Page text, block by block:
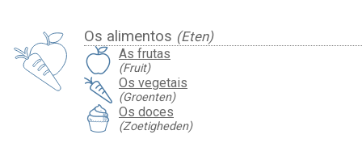
Os alimentos (Eten)
As frutas
(Fruit)
Os vegetais
(Groenten)
Os doces
(Zoetigheden)